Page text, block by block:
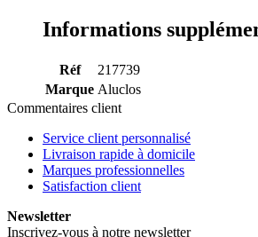
Informations
Réf
217739
Marque Aluclos
Commentaires client
Service client personnalisé
Livraison rapide à domicile
Marques professionnelles
Satisfaction client
Newsletter
Inscrivez-vous à notre newsletter